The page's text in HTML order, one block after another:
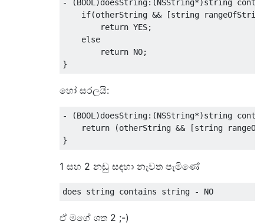
- (BOOL )doesString:(NSString*)string
if(otherString && [string
return YES;
else
return NO;
}
හෝ සරලයි:
- (BOOL )doesString:(NSString*)string
return
(otherString && [string
}
1 සහ 2 නඩු සඳහා නැවත පැමිණේ
does string contains string - NO
ඒ මගේ ශත 2 ;-)